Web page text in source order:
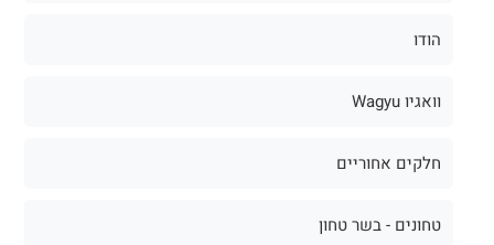
הודו
וואגיו Wagyu
חלקים אחוריים
טחונים - בשר טחון